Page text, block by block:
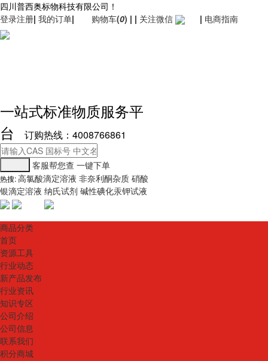
四川普西奥标物科技有限公司！
登录注册| 我的订单| 购物车(0) | | 关注微信 | 电商指南
一站式标准物质服务平
台
订购热线：4008766861
客服帮您查 一键下单
热搜:高氯酸滴定溶液 非奈利酮杂质 硝酸
银滴定溶液 纳氏试剂 碱性碘化汞钾试液
商品分类
首页
资源工具
行业动态
新产品发布
行业资讯
知识专区
公司介绍
公司信息
联系我们
积分商城